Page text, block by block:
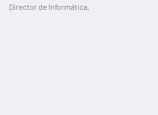
Director de Informática.